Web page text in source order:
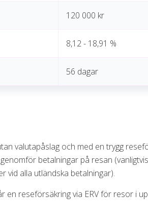
120 000 kr
8,12 - 18,91 %
56 dagar
valutapåslag och med en trygg
betalningar på resan
vid alla utländska betalningar).
en reseförsäkring via ERV för resor i